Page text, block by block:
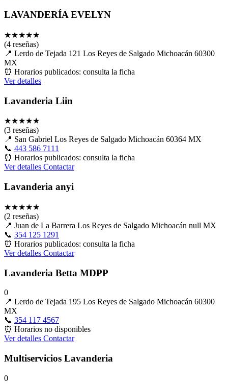
LAVANDERÍA EVELYN
★★★★★
(4 reseñas)
📍 Lerdo de Tejada 121 Los Reyes de Salgado Michoacán 60300
MX
⏰ Horarios publicados: consulta la ficha
Ver detalles
Lavanderia Liin
★★★★★
(3 reseñas)
📍 San Gabriel Los Reyes de Salgado Michoacán 60364 MX
📞 443 586 7111
⏰ Horarios publicados: consulta la ficha
Ver detalles Contactar
Lavanderia anyi
★★★★★
(2 reseñas)
📍 Juan de La Barrera Los Reyes de Salgado Michoacán null MX
📞 354 125 1291
⏰ Horarios publicados: consulta la ficha
Ver detalles Contactar
Lavanderia Betta MDPP
0
📍 Lerdo de Tejada 195 Los Reyes de Salgado Michoacán 60300
MX
📞 354 117 4567
⏰ Horarios no disponibles
Ver detalles Contactar
Multiservicios Lavanderia
0